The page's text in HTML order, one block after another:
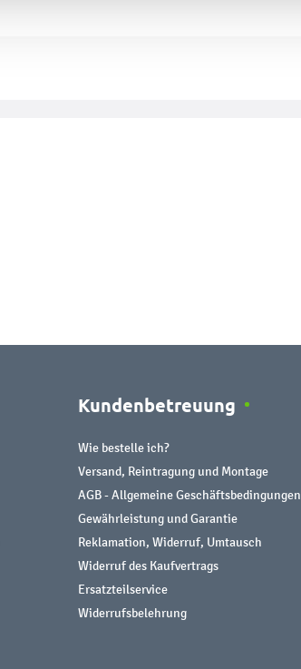
Kundenbetreuung
Wie bestelle ich?
Versand, Reintragung und Montage
AGB - Allgemeine Geschäftsbedingungen
Gewährleistung und Garantie
Reklamation, Widerruf, Umtausch
Widerruf des Kaufvertrags
Ersatzteilservice
Widerrufsbelehrung